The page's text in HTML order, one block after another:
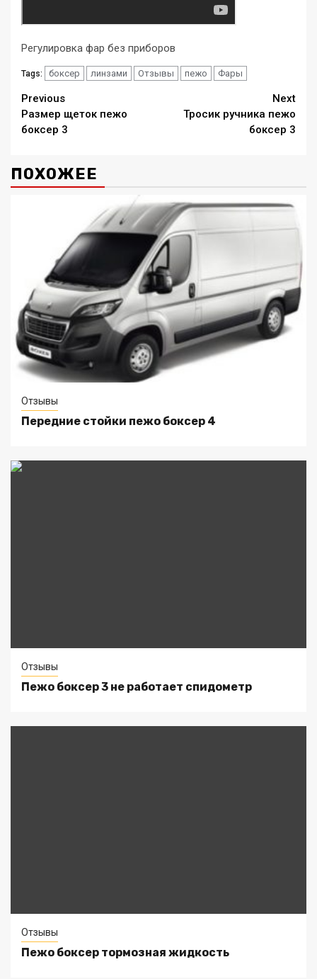
Регулировка фар без приборов
Tags: боксер линзами Отзывы пежо Фары
Continue
Reading
Previous
Размер щеток пежо
боксер 3
Next
Тросик ручника пежо
боксер 3
ПОХОЖЕЕ
Отзывы
Передние стойки пежо боксер 4
Отзывы
Пежо боксер 3 не работает спидометр
Отзывы
Пежо боксер тормозная жидкость